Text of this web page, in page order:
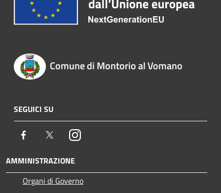
Comune di Montorio al Vomano
SEGUICI SU
Facebook TwitterInstagram
AMMINISTRAZIONE
Organi di Governo